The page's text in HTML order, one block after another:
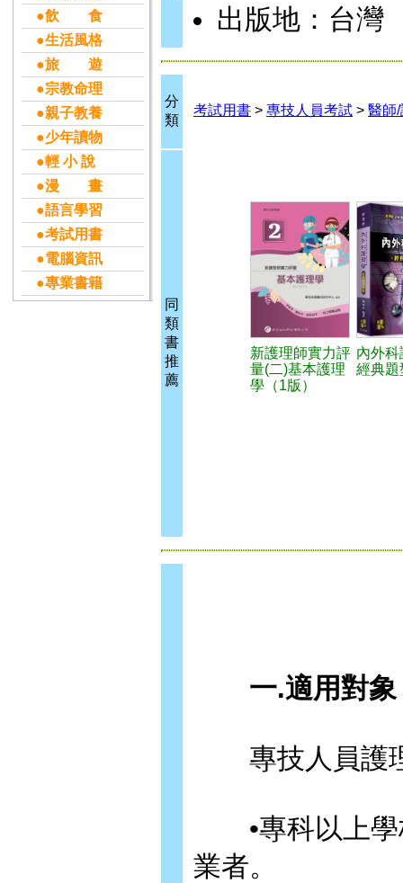
●飲 食
●生活風格
●旅 遊
●宗教命理
●親子教養
●少年讀物
●輕 小 說
●漫 畫
●語言學習
●考試用書
●電腦資訊
●專業書籍
出版地：台灣
分
類
考試用書 > 專技人員考試 > 醫師
同
類
書
推
薦
新護理師實力評
量(二)基本護理
學（1版）
內外科
經典題
一.適用對象
專技人員護
•專科以上學
業者。